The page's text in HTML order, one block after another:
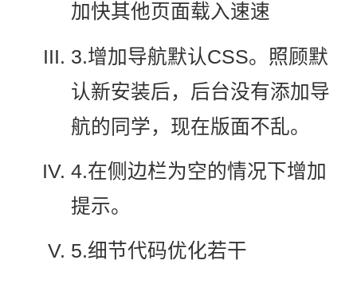
加快其他页面载入速速
3.增加导航默认CSS。照顾默
认新安装后，后台没有添加导
航的同学，现在版面不乱。
4.在侧边栏为空的情况下增加
提示。
5.细节代码优化若干